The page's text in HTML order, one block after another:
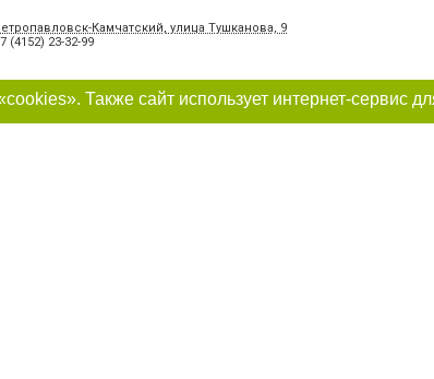
Камчатский, улица Тушканова, 9
(4152) 23-32-99